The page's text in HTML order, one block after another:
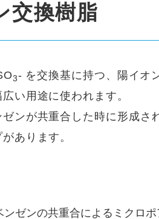
交換樹脂
3- を交換基に持つ、陽イオ
い用途に使われます。
ンが共重合した時に形成さ
あります。
ゼンの共重合によるミクロ